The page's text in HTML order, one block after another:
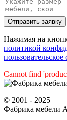
Нажимая на
политикой
пользовательское
Cannot find
© 2001 - 2025
Фабрика мебели